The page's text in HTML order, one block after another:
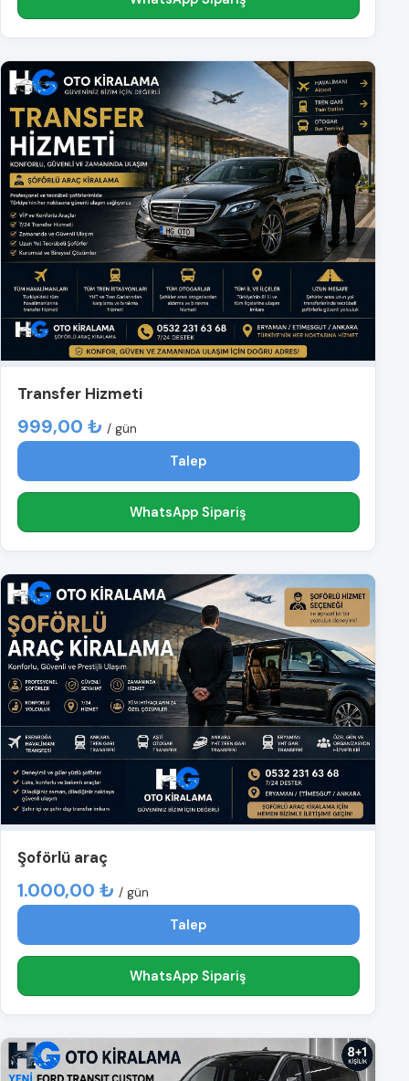
Transfer Hizmeti
999,00 ₺ / gün
Talep
WhatsApp Sipariş
Şoförlü araç
1.000,00 ₺ / gün
Talep
WhatsApp Sipariş